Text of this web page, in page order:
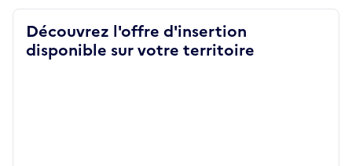
Découvrez l'offre d'insertion
disponible sur votre territoire